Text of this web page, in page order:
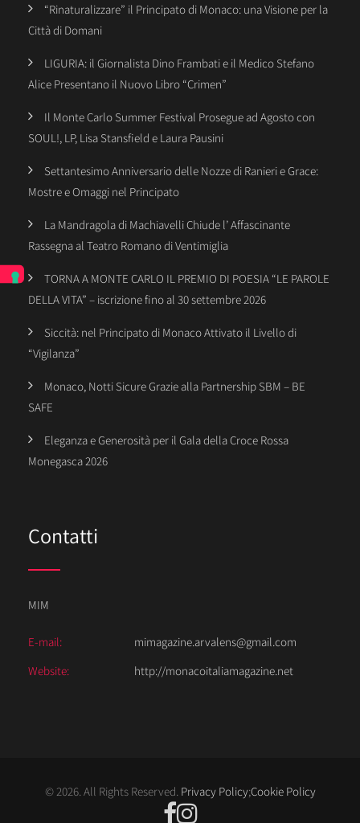
“Rinaturalizzare” il Principato di Monaco: una Visione per la
Città di Domani
LIGURIA: il Giornalista Dino Frambati e il Medico Stefano
Alice Presentano il Nuovo Libro “Crimen”
Il Monte Carlo Summer Festival Prosegue ad Agosto con
SOUL!, LP, Lisa Stansfield e Laura Pausini
Settantesimo Anniversario delle Nozze di Ranieri e Grace:
Mostre e Omaggi nel Principato
La Mandragola di Machiavelli Chiude l’ Affascinante
Rassegna al Teatro Romano di Ventimiglia
TORNA A MONTE CARLO IL PREMIO DI POESIA “LE PAROLE
DELLA VITA” – iscrizione fino al 30 settembre 2026
Siccità: nel Principato di Monaco Attivato il Livello di
“Vigilanza”
Monaco, Notti Sicure Grazie alla Partnership SBM – BE
SAFE
Eleganza e Generosità per il Gala della Croce Rossa
Monegasca 2026
Contatti
MIM
E-mail:
mimagazine.arvalens@gmail.com
Website:
http://monacoitaliamagazine.net
© 2026. All Rights Reserved. Privacy Policy;Cookie Policy